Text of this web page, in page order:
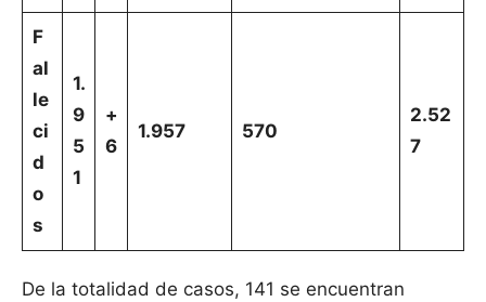
F
al
le
ci
d
o
s
1.
9
5
1
+
6
1.957 570
2.52
7
De la totalidad de casos, 141 se encuentran